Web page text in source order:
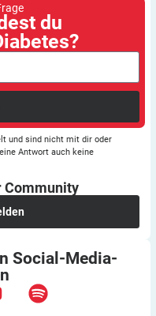
du
und sind nicht mit dir oder
Antwort auch keine
Community
Social-Media-